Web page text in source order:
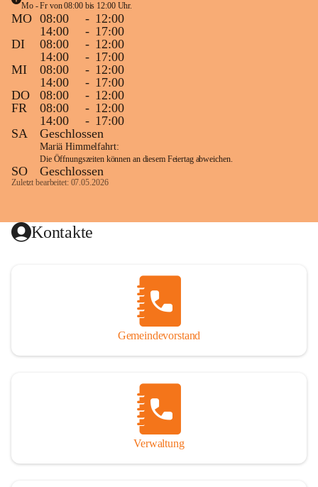
Mo - Fr von 08:00 bis 12:00 Uhr.
MO 08:00 - 12:00
14:00
- 17:00
DI
08:00 - 12:00
14:00
- 17:00
MI
08:00 - 12:00
14:00
- 17:00
DO
08:00 - 12:00
FR
08:00 - 12:00
14:00
- 17:00
SA
Geschlossen
Mariä Himmelfahrt:
Die Öffnungszeiten können an diesem Feiertag abweichen.
SO Geschlossen
Zuletzt bearbeitet: 07.05.2026
Kontakte
Gemeindevorstand
Verwaltung